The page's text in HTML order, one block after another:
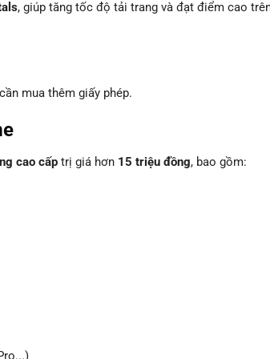
, giúp tăng tốc độ tải trang và đạt điểm cao
mua thêm giấy phép.
cao cấp trị giá hơn 15 triệu đồng, bao gồm: